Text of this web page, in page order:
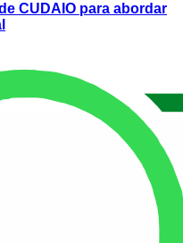
CUDAIO para abordar